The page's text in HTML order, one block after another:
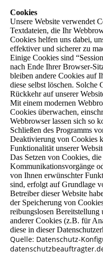
Cookies
Unsere Website verwendet
Textdateien, die Ihr
Cookies helfen uns dabei,
effektiver und sicherer zu
Einige Cookies sind
nach Ende Ihrer Browser-
bleiben andere Cookies auf
diese selbst löschen. Solche
Rückkehr auf unserer
Mit einem modernen
Cookies überwachen,
Webbrowser lassen sich so
Schließen des Programms
Deaktivierung von Cookies
Funktionalität unserer
Das Setzen von Cookies,
Kommunikationsvorgänge
von Ihnen erwünschter
sind, erfolgt auf Grundlage
Betreiber dieser Website
der Speicherung von
reibungslosen Bereitstellung
anderer Cookies (z.B. für
diese in dieser
Quelle: Datenschutz-